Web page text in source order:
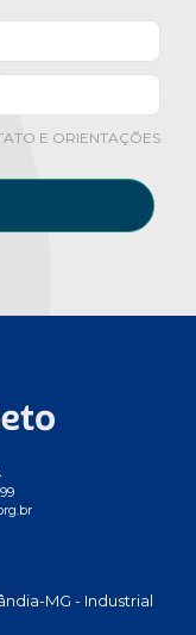
E ORIENTAÇÕES
MG - Industrial